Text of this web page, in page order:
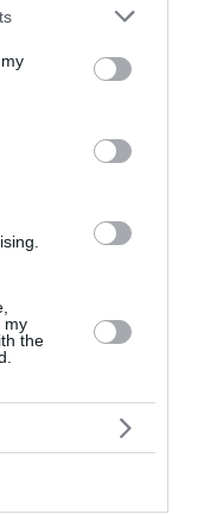
or more Google
You may click to
third-party tags to
in below Google
my
the
TERMÉKKÉP
Ft